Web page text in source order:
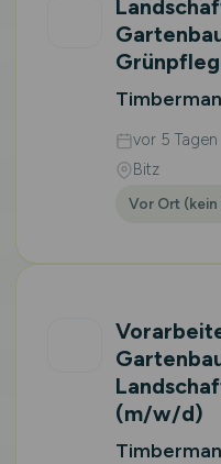
vor 5 Tagen
Bitz
Vor Ort
(m/w/d)